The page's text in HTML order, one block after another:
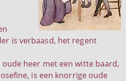
is verbaasd, het regent
heer met een witte baard,
is een knorrige oude